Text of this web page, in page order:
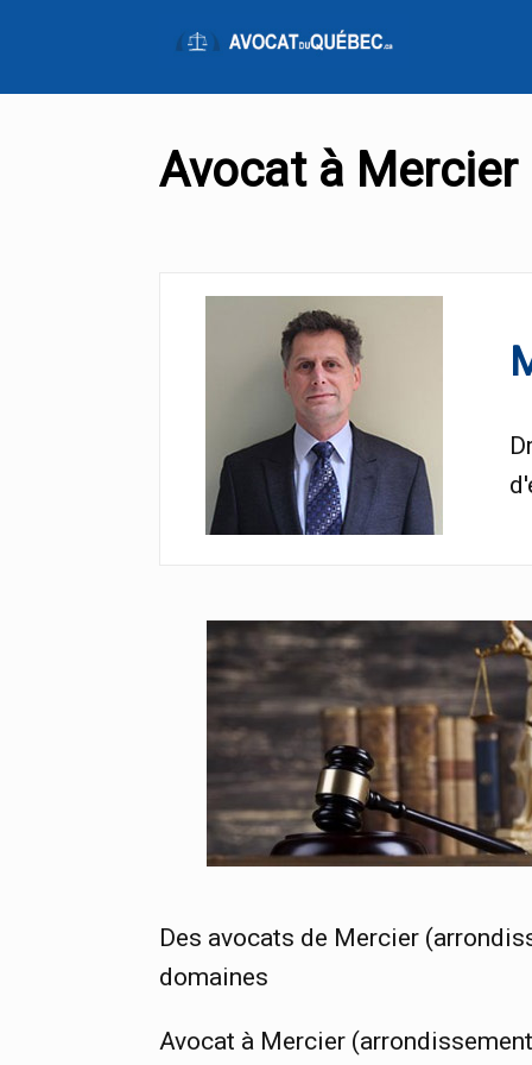
Avocat à
Des avocats de Mercier
domaines
Avocat à Mercier